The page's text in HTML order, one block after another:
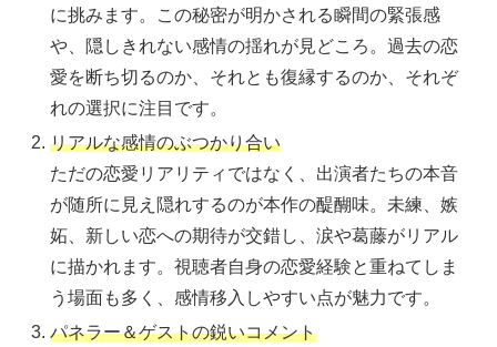
に挑みます。この秘密が明かされる瞬間の緊張感
や、隠しきれない感情の揺れが見どころ。過去の恋
愛を断ち切るのか、それとも復縁するのか、それぞ
れの選択に注目です。
リアルな感情のぶつかり合い
ただの恋愛リアリティではなく、出演者たちの本音
が随所に見え隠れするのが本作の醍醐味。未練、嫉
妬、新しい恋への期待が交錯し、涙や葛藤がリアル
に描かれます。視聴者自身の恋愛経験と重ねてしま
う場面も多く、感情移入しやすい点が魅力です。
パネラー＆ゲストの鋭いコメント